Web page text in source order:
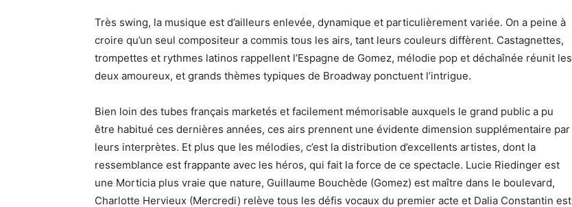
Très swing, la musique est d’ailleurs enlevée, dynamique et particulièrement variée. On a peine à
croire qu’un seul compositeur a commis tous les airs, tant leurs couleurs diffèrent. Castagnettes,
trompettes et rythmes latinos rappellent l’Espagne de Gomez, mélodie pop et déchaînée réunit les
deux amoureux, et grands thèmes typiques de Broadway ponctuent l’intrigue.
Bien loin des tubes français marketés et facilement mémorisable auxquels le grand public a pu
être habitué ces dernières années, ces airs prennent une évidente dimension supplémentaire par
leurs interprètes. Et plus que les mélodies, c’est la distribution d’excellents artistes, dont la
ressemblance est frappante avec les héros, qui fait la force de ce spectacle. Lucie Riedinger est
une Morticia plus vraie que nature, Guillaume Bouchède (Gomez) est maître dans le boulevard,
Charlotte Hervieux (Mercredi) relève tous les défis vocaux du premier acte et Dalia Constantin est